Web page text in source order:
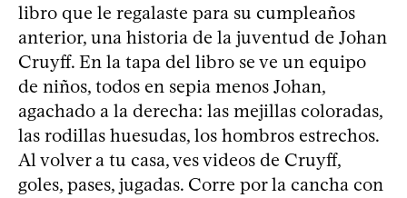
libro que le regalaste para su cumpleaños
anterior, una historia de la juventud de Johan
Cruyff. En la tapa del libro se ve un equipo
de niños, todos en sepia menos Johan,
agachado a la derecha: las mejillas coloradas,
las rodillas huesudas, los hombros estrechos.
Al volver a tu casa, ves videos de Cruyff,
goles, pases, jugadas. Corre por la cancha con